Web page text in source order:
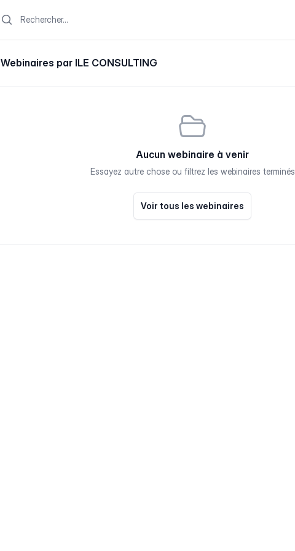
Search
Webinaires par ILE CONSULTING
Aucun webinaire à venir
Essayez autre chose ou filtrez les webinaires terminés
Voir tous les webinaires